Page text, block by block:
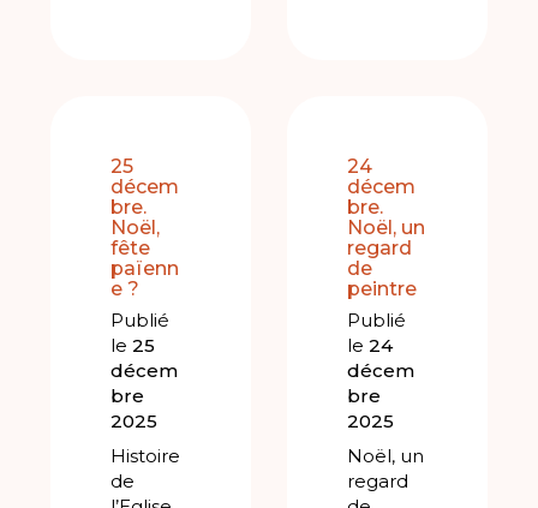
25
décem
bre.
Noël,
fête
païenn
e ?
Publié
le25
décem
bre
2025
Histoire
de
24
décem
bre.
Noël, un
regard
de
peintre
Publié
le 24
décem
bre
2025
Noël, un
regard